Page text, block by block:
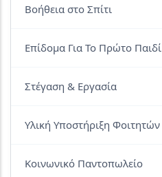
Βοήθεια στο Σπίτι
Επίδομα Για Το Πρώτο Παιδί
Στέγαση & Εργασία
Υλική Υποστήριξη Φοιτητών
Κοινωνικό Παντοπωλείο